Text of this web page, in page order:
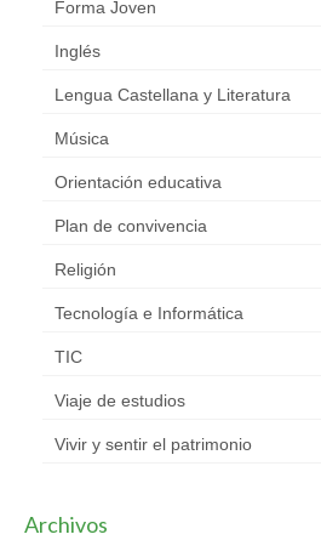
Forma Joven
Inglés
Lengua Castellana y Literatura
Música
Orientación educativa
Plan de convivencia
Religión
Tecnología e Informática
TIC
Viaje de estudios
Vivir y sentir el patrimonio
Archivos